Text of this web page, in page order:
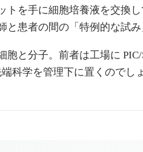
トを手に細胞培養液を交換
と患者の間の「特例的な試
胞と分子。前者は工場に
科学を管理下に置くのでし